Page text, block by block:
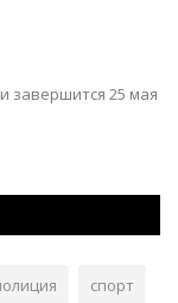
завершится 25 мая
спорт